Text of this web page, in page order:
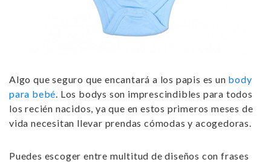
Algo que seguro que encantará a los papis es un body
para bebé. Los bodys son imprescindibles para todos
los recién nacidos, ya que en estos primeros meses de
vida necesitan llevar prendas cómodas y acogedoras.
Puedes escoger entre multitud de diseños con frases